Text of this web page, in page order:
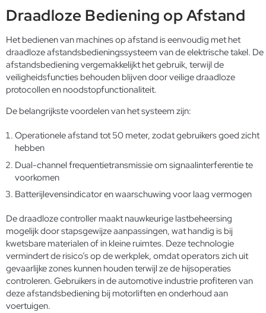
Draadloze Bediening op Afstand
Het bedienen van machines op afstand is eenvoudig met het
draadloze afstandsbedieningssysteem van de elektrische takel. De
afstandsbediening vergemakkelijkt het gebruik, terwijl de
veiligheidsfuncties behouden blijven door veilige draadloze
protocollen en noodstopfunctionaliteit.
De belangrijkste voordelen van het systeem zijn:
Operationele afstand tot 50 meter, zodat gebruikers goed zicht
hebben
Dual-channel frequentietransmissie om signaalinterferentie te
voorkomen
Batterijlevensindicator en waarschuwing voor laag vermogen
De draadloze controller maakt nauwkeurige lastbeheersing
mogelijk door stapsgewijze aanpassingen, wat handig is bij
kwetsbare materialen of in kleine ruimtes. Deze technologie
vermindert de risico’s op de werkplek, omdat operators zich uit
gevaarlijke zones kunnen houden terwijl ze de hijsoperaties
controleren. Gebruikers in deautomotive industrieprofiteren van
deze afstandsbediening bij motorliften en onderhoud aan
voertuigen.